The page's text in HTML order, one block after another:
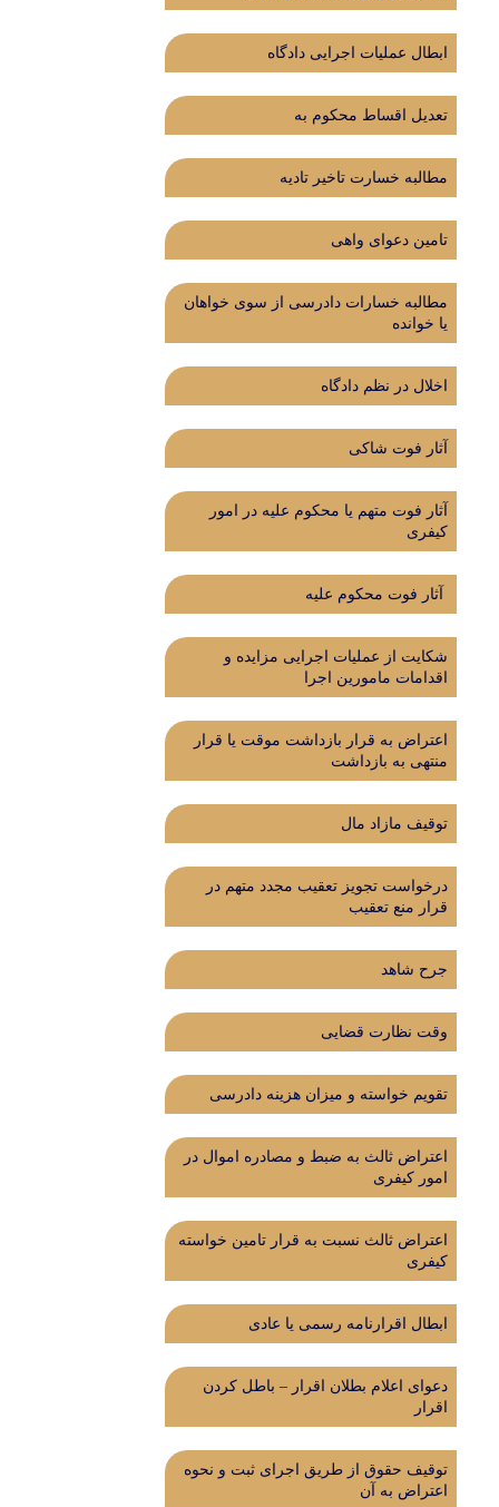
ابطال عملیات اجرایی دادگاه
تعدیل اقساط محکوم به
مطالبه خسارت تاخیر تادیه
تامین دعوای واهی
مطالبه خسارات دادرسی از سوی خواهان
یا خوانده
اخلال در نظم دادگاه
آثار فوت شاکی
آثار فوت متهم یا محکوم علیه در امور
کیفری
آثار فوت محکوم علیه
شکایت از عملیات اجرایی مزایده و
اقدامات مامورین اجرا
اعتراض به قرار بازداشت موقت یا قرار
منتهی به بازداشت
توقیف مازاد مال
درخواست تجویز تعقیب مجدد متهم در
قرار منع تعقیب
جرح شاهد
وقت نظارت قضایی
تقویم خواسته و میزان هزینه دادرسی
اعتراض ثالث به ضبط و مصادره اموال در
امور کیفری
اعتراض ثالث نسبت به قرار تامین خواسته
کیفری
ابطال اقرارنامه رسمی یا عادی
دعوای اعلام بطلان اقرار – باطل کردن
اقرار
توقیف حقوق از طریق اجرای ثبت و نحوه
اعتراض به آن